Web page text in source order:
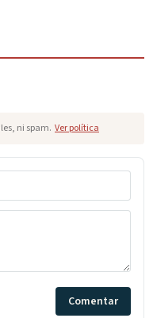
ni spam. Ver política
Comentar